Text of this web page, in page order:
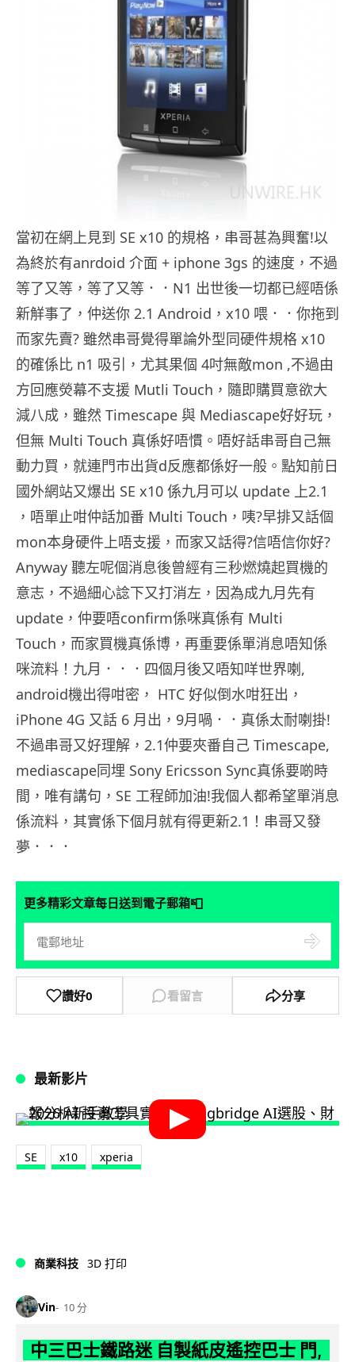
當初在網上見到 SE x10 的規格，串哥甚為興奮!以
為終於有anrdoid 介面 + iphone 3gs 的速度，不過
等了又等，等了又等．．N1 出世後一切都已經唔係
新觧事了，仲送你 2.1 Android，x10 喂．．你拖到
而家先賣? 雖然串哥覺得單論外型同硬件規格 x10
的確係比 n1 吸引，尤其果個 4吋無敵mon ,不過由
方回應熒幕不支援 Mutli Touch，隨即購買意欲大
減八成，雖然 Timescape 與 Mediascape好好玩，
但無 Multi Touch 真係好唔慣。唔好話串哥自己無
動力買，就連門巿出貨d反應都係好一般。點知前日
國外網站又爆出 SE x10 係九月可以 update 上2.1
，唔單止咁仲話加番 Multi Touch，咦?早排又話個
mon本身硬件上唔支援，而家又話得?信唔信你好?
Anyway 聽左呢個消息後曾經有三秒燃燒起買機的
意志，不過細心諗下又打消左，因為成九月先有
update，仲要唔confirm係咪真係有 Multi
Touch，而家買機真係博，再重要係單消息唔知係
咪流料！九月．．．四個月後又唔知咩世界喇,
android機出得咁密， HTC 好似倒水咁狂出，
iPhone 4G 又話 6 月出，9月喎．．真係太耐喇掛!
不過串哥又好理解，2.1仲要夾番自己 Timescape,
mediascape同埋 Sony Ericsson Sync真係要啲時
間，唯有講句，SE 工程師加油!我個人都希望單消息
係流料，其實係下個月就有得更新2.1！串哥又發
夢．．．
更多精彩文章每日送到電子郵箱📮
讚好0 看留言 分享
最新影片
SE x10 xperia
商業科技 3D 打印
Vin 10 分
中三巴士鐵路迷 自製紙皮遙控巴士 門,